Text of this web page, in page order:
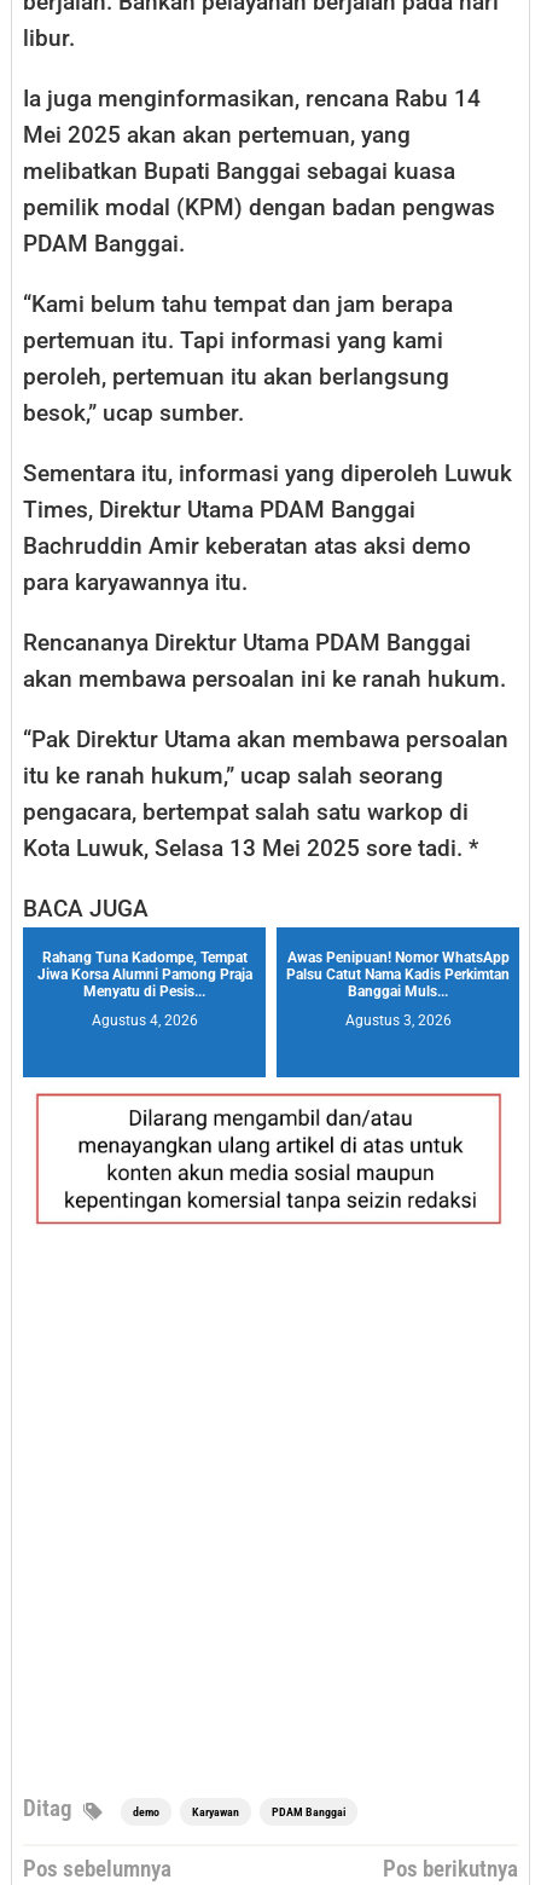
libur.
Ia juga menginformasikan, rencana Rabu 14
Mei 2025 akan akan pertemuan, yang
melibatkan Bupati Banggai sebagai kuasa
pemilik modal (KPM) dengan badan pengwas
PDAM Banggai.
“Kami belum tahu tempat dan jam berapa
pertemuan itu. Tapi informasi yang kami
peroleh, pertemuan itu akan berlangsung
besok,” ucap sumber.
Sementara itu, informasi yang diperoleh Luwuk
Times, Direktur Utama PDAM Banggai
Bachruddin Amir keberatan atas aksi demo
para karyawannya itu.
Rencananya Direktur Utama PDAM Banggai
akan membawa persoalan ini ke ranah hukum.
“Pak Direktur Utama akan membawa persoalan
itu ke ranah hukum,” ucap salah seorang
pengacara, bertempat salah satu warkop di
Kota Luwuk, Selasa 13 Mei 2025 sore tadi. *
BACA JUGA
Rahang Tuna Kadompe, Tempat
Jiwa Korsa Alumni Pamong Praja
Menyatu di Pesis...
Agustus 4, 2026
Awas Penipuan! Nomor WhatsApp
Palsu Catut Nama Kadis Perkimtan
Banggai Muls...
Agustus 3, 2026
Ditag demo Karyawan PDAM Banggai
Navigasi
Pos sebelumnya
Pos berikutnya